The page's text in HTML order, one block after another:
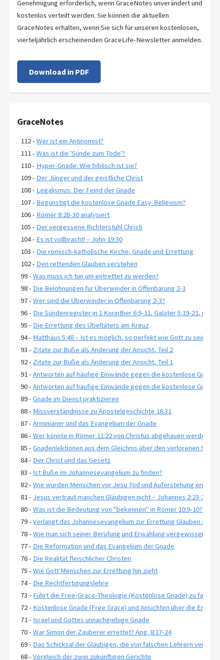
Genehmigung erforderlich, wenn GraceNotes unverändert und
kostenlos verteilt werden. Sie können die aktuellen
GraceNotes erhalten, wenn Sie sich für unseren kostenlosen,
vierteljährlich erscheinenden GraceLife-Newsletter anmelden.
Download in PDF
GraceNotes
112 -Wer ist ein Antinomist?
111 -Was ist die 'Sünde zum Tode'?
110 - Hyper-Gnade: Wie biblisch ist sie?
109 - Der Jünger und der geistliche Christ
108 - Legalismus: Der Feind der Gnade
107 - Begünstigt die kostenlose Gnade Easy-Believism?
106 - Römer 8:28-30 analysiert
105 - Der vergessene Richterstuhl Christi
104 - Es ist vollbracht! – John 19:30
103 - Die römisch-katholische Kirche, Gnade und Errettung
102 - Den rettenden Glauben verstehen
99 -Was muss ich tun um entrettet zu werden?
98 - Die Belohnungen für Überwinder in Offenbarung 2-3
97 -Wer sind die Überwinder in Offenbarung 2-3?
96 - Die Sündenregister in 1 Korinther 6:9-11, Galater 5:19-21, und
95 - Die Errettung des Übeltäters am Kreuz
94 - Matthäus 5:48 – Ist es möglich, so perfekt wie Gott zu sein?
93 - Zitate zur Buße als Änderung der Ansicht, Teil 2
92 - Zitate zur Buße als Änderung der Ansicht, Teil 1
91 -Antworten auf häufige Einwände gegen die kostenlose Gnade,
90 -Antworten auf häufige Einwände gegen die kostenlose Gnade,
89 -Gnade im Dienst praktizieren
88 - Missverständnisse zu Apostelgeschichte 16:31
87 -Arminianer und das Evangelium der Gnade
86 -Wer könnte in Römer 11:22 von Christus abgehauen werden?
85 -Gnadenlektionen aus dem Gleichnis über den verlorenen Sohn,
84 - Der Christ und das Gesetz
83 - Ist Buße im Johannesevangelium zu finden?
82 -Wie wurden Menschen vor Jesu Tod und Auferstehung
81 - Jesus vertraut manchen Gläubigen nicht – Johannes 2:23-25
80 -Was ist die Bedeutung von "bekennen" in Römer 10:9-10?"
79 -Verlangt das Johannesevangelium zur Errettung Glauben an
78 -Wie man sich seiner Berufung und Erwählung vergewissert-2
77 - Die Reformation und das Evangelium der Gnade
76 - Die Realität fleischlicher Christen
75 -Wie Gott Menschen zur Errettung hin zieht
74 - Die Rechtfertigungslehre
73 - Führt die Free-Grace-Theologie (Kostenlose Gnade) zu
72 - Kostenlose Gnade (Free Grace) und Ansichten über die
71 - Israel und Gottes unnachgiebige Gnade
70 -War Simon der Zauberer errettet? Apg. 8:17-24
69 - Das Schicksal der Gläubigen, die von falschen Lehrern
68 -Vergleich der zwei zukünftigen Gerichte